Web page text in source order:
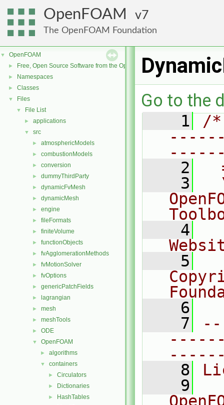
OpenFOAM 7
The OpenFOAM Foundation
▼ OpenFOAM
► Free, Open Source Software from the OpenFOAM Foundation
► Namespaces
► Classes
▼ Files
▼ File List
► applications
▼ src
► atmosphericModels
► combustionModels
► conversion
► dummyThirdParty
► dynamicFvMesh
► dynamicMesh
► engine
► fileFormats
► finiteVolume
► functionObjects
► fvAgglomerationMethods
► fvMotionSolver
► fvOptions
► genericPatchFields
► lagrangian
► mesh
► meshTools
► ODE
▼ OpenFOAM
► algorithms
▼ containers
► Circulators
► Dictionaries
► HashTables
Go to the
    1
/
    2
    3
    4
    5
    6
    7
    8
    9